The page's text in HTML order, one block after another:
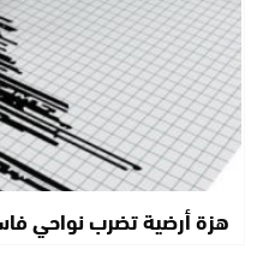
هزة أرضية تضرب نواحي